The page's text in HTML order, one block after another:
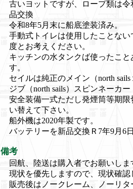
古いヨットですが、ロープ類は
品交換
令和8年5月末に船底塗装済み。
手動式トイレは使用したことな
度とお考えください。
キッチンの水タンクば使ったこ
す。
セイルは純正のメイン（north
ジブ（north sails）スピンネーカー
安全装備一式ただし発煙筒等期
い替えて下さい。
船外機は2020年製です。
バッテリーを新品交換Ｒ7年9月6日
備考
回航、陸送は購入者でお願いしま
現状を優先しますので、現状確認
販売後はノークレーム、ノーリタ